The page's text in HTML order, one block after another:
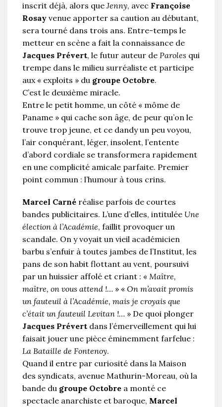
inscrit déjà, alors que Jenny, avec Françoise
Rosay venue apporter sa caution au débutant,
sera tourné dans trois ans. Entre-temps le
metteur en scène a fait la connaissance de
Jacques Prévert, le futur auteur de Paroles qui
trempe dans le milieu surréaliste et participe
aux « exploits » du groupe Octobre.
C’est le deuxième miracle.
Entre le petit homme, un côté « môme de
Paname » qui cache son âge, de peur qu’on le
trouve trop jeune, et ce dandy un peu voyou,
l’air conquérant, léger, insolent, l’entente
d’abord cordiale se transformera rapidement
en une complicité amicale parfaite. Premier
point commun : l’humour à tous crins.
Marcel Carné réalise parfois de courtes
bandes publicitaires. L’une d’elles, intitulée Une
élection à l’Académie, faillit provoquer un
scandale. On y voyait un vieil académicien
barbu s’enfuir à toutes jambes de l’Institut, les
pans de son habit flottant au vent, poursuivi
par un huissier affolé et criant : « Maître,
maître, on vous attend !… » « On m’avait promis
un fauteuil à l’Académie, mais je croyais que
c’était un fauteuil Levitan !… » De quoi plonger
Jacques Prévert dans l’émerveillement qui lui
faisait jouer une pièce éminemment farfelue :
La Bataille de Fontenoy.
Quand il entre par curiosité dans la Maison
des syndicats, avenue Mathurin-Moreau, où la
bande du groupe Octobre a monté ce
spectacle anarchiste et baroque, Marcel